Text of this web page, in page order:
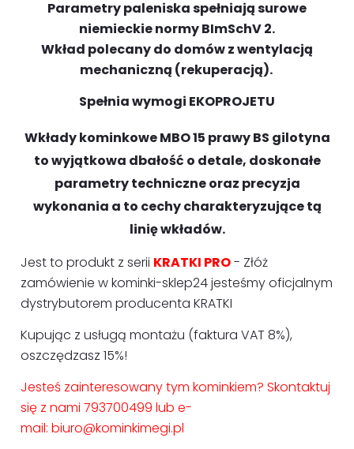
Parametry paleniska spełniają surowe
niemieckie normy BImSchV 2.
Wkład polecany do domów z wentylacją
mechaniczną (rekuperacją).
Spełnia wymogi EKOPROJETU
Wkłady kominkowe MBO 15 prawy BS gilotyna
to wyjątkowa dbałość o detale, doskonałe
parametry techniczne oraz precyzja
wykonania a to cechy charakteryzujące tą
linię wkładów.
Jest to produkt z serii KRATKI PRO- Złóż
zamówienie w kominki-sklep24 jesteśmy oficjalnym
dystrybutorem producenta KRATKI
Kupując z usługą montażu (faktura VAT 8%),
oszczędzasz 15%!
Jesteś zainteresowany tym kominkiem? Skontaktuj
się z nami 793700499 lub e-
mail: biuro@kominkimegi.pl